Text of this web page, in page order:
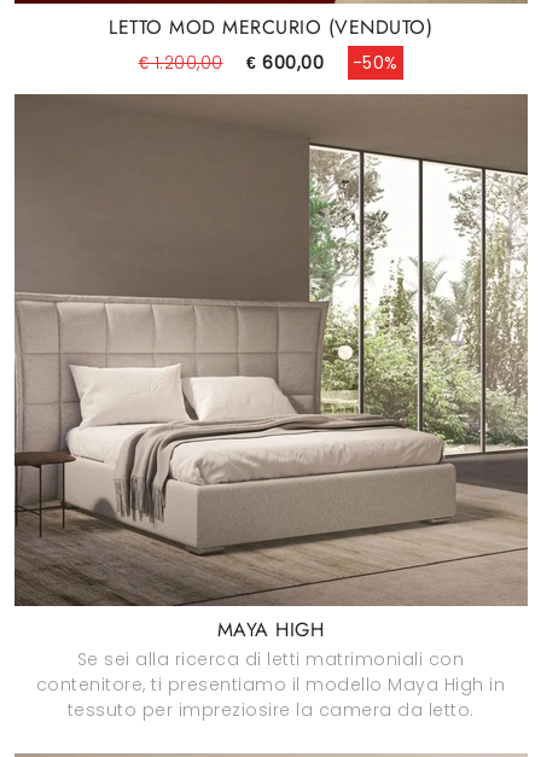
LETTO MOD MERCURIO (VENDUTO)
€ 1.200,00 € 600,00 -50%
MAYA HIGH
Se sei alla ricerca di letti matrimoniali con
contenitore, ti presentiamo il modello Maya High in
tessuto per impreziosire la camera da letto.